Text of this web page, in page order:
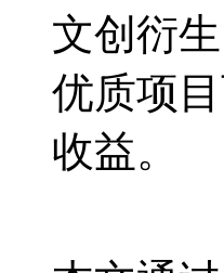
文创衍
优质项
收益。